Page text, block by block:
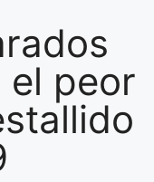
el peor